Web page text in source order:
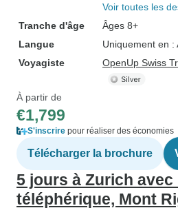
Voir toutes les
Tranche d'âge
Âges 8+
Langue
Uniquement en :
Voyagiste
OpenUp Swiss
À partir de
€1,799
S'inscrire pour réaliser des économies
Télécharger la brochure
5 jours à Zurich avec
téléphérique, Mont